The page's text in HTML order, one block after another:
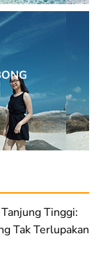
Tinggi:
Tak Terlupakan